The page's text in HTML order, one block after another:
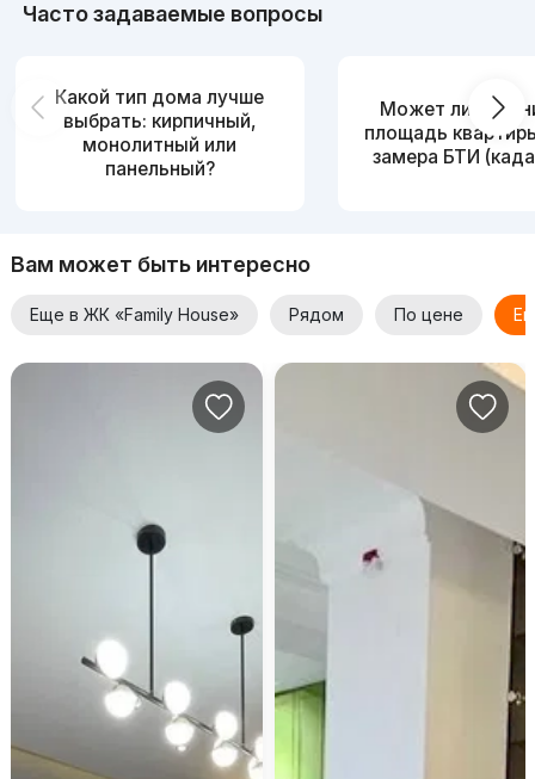
Часто задаваемые вопросы
Какой тип дома лучше
выбрать: кирпичный,
монолитный или
панельный?
Может ли
площадь
замера БТИ
Вам может быть интересно
Еще в ЖК «Family House» Рядом По цене